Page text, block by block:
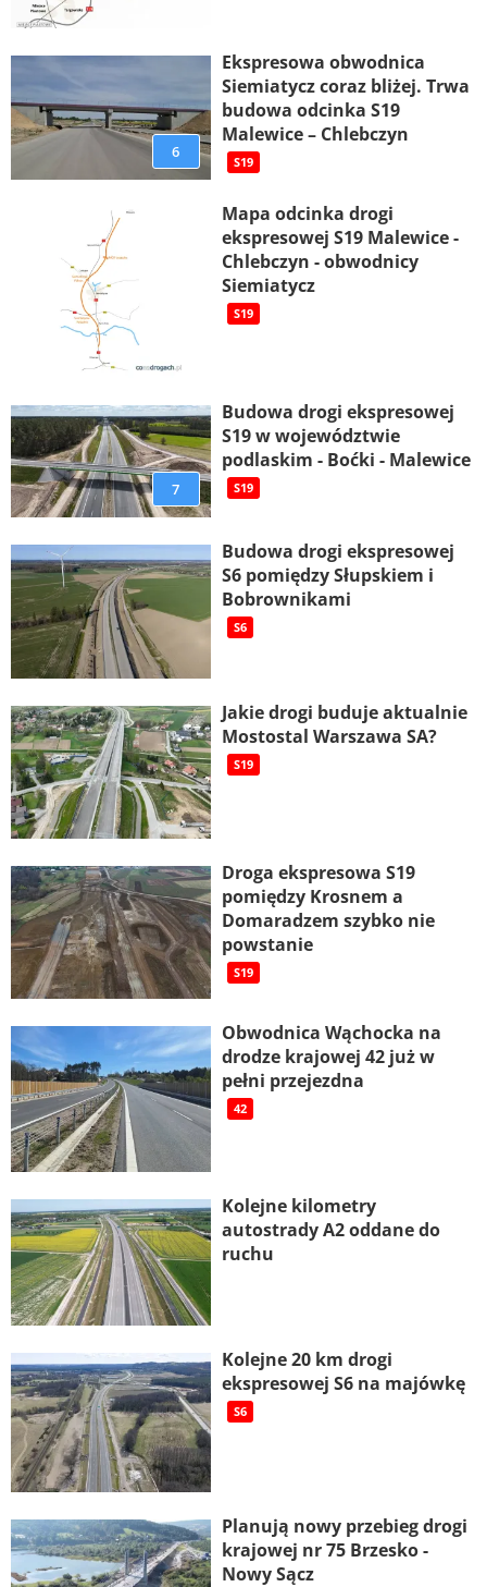
6
Ekspresowa obwodnica
Siemiatycz coraz bliżej. Trwa
budowa odcinka S19
Malewice – Chlebczyn
S19
Mapa odcinka drogi
ekspresowej S19 Malewice -
Chlebczyn - obwodnicy
Siemiatycz
S19
7
Budowa drogi ekspresowej
S19 w województwie
podlaskim - Boćki - Malewice
S19
Budowa drogi ekspresowej
S6 pomiędzy Słupskiem i
Bobrownikami
S6
Jakie drogi buduje aktualnie
Mostostal Warszawa SA?
S19
Droga ekspresowa S19
pomiędzy Krosnem a
Domaradzem szybko nie
powstanie
S19
Obwodnica Wąchocka na
drodze krajowej 42 już w
pełni przejezdna
42
Kolejne kilometry
autostrady A2 oddane do
ruchu
Kolejne 20 km drogi
ekspresowej S6 na majówkę
S6
Planują nowy przebieg drogi
krajowej nr 75 Brzesko -
Nowy Sącz